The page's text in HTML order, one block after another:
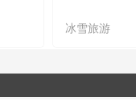
冰雪旅游